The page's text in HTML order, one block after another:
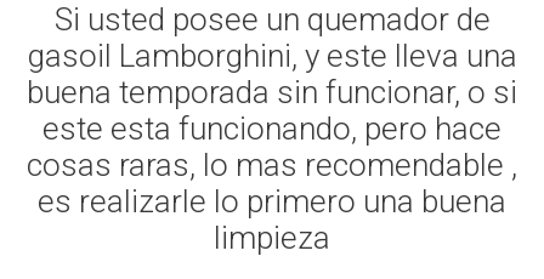
Si usted posee un quemador de
gasoil Lamborghini, y este lleva una
buena temporada sin funcionar, o si
este esta funcionando, pero hace
cosas raras, lo mas recomendable ,
es realizarle lo primero una buena
limpieza